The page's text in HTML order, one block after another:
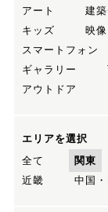
アート
建
キッズ
映像
スマートフォン
ギャラリー
アウトドア
エリアを選択
全て
関東
近畿
中国・